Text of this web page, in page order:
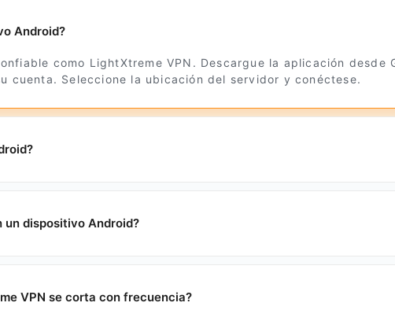
Android?
como LightXtreme VPN. Descargue la aplicación desde
cuenta. Seleccione la ubicación del servidor y conéctese.
un dispositivo Android?
VPN se corta con frecuencia?